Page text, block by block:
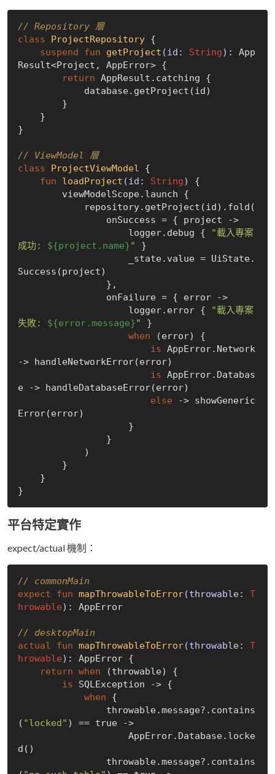
// Repository 層
class
ProjectRepository {
suspend
fun getProject (id: String) : App
Result<Project, AppError> {
return AppResult.catching {
}
// ViewModel 層
class
ProjectViewModel
{
fun
loadProject (id: String)
{
                    logger.debug {
"載入專案
成功: ${project.name}" }
Success(project)
                    logger.error {
"載入專案
失敗: ${error.message}" }
when (error) {
is AppError.Network
-> handleNetworkError(error)
is AppError.Databas
e -> handleDatabaseError(error)
else -> showGeneric
Error(error)
平台特定實作
expect/actual 機制：
// commonMain
expect
fun mapThrowableToError(throwable: T
hrowable) : AppError
// desktopMain
actual
fun mapThrowableToError(throwable: T
hrowable) : AppError {
return when (throwable) {
is SQLException -> {
when {
( "locked" ) == true ->
d()